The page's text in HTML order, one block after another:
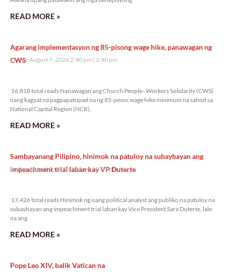
READ MORE »
Agarang implementasyon ng 85-pisong wage hike, panawagan ng
CWS
Friday, August 7, 2026 2:40 pm 2:40 pm
16,818 total reads Nanawagan ang Church People–Workers Solidarity (CWS)
nang kagyat na pagpapatupad na ng 85-pesos wage hike minimum na sahod sa
National Capital Region (NCR),
READ MORE »
Sambayanang Pilipino, hinimok na patuloy na subaybayan ang
impeachment trial laban kay VP Duterte
Friday, August 7, 2026 2:01 pm 2:01 pm
17,426 total reads Hinimok ng isang political analyst ang publiko na patuloy na
subaybayan ang impeachment trial laban kay Vice President Sara Duterte, lalo
na ang
READ MORE »
Pope Leo XIV, balik Vatican na